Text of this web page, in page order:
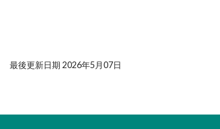
最後更新日期 2026年5月07日